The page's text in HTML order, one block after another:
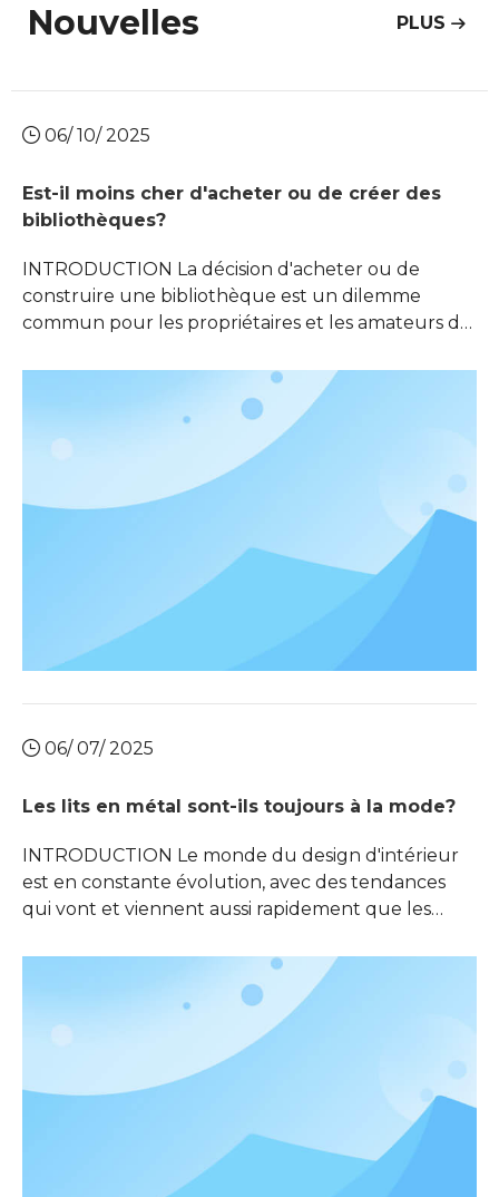
Nouvelles PLUS
06/ 10/ 2025
Est-il moins cher d'acheter ou de créer des
bibliothèques?
INTRODUCTION La décision d'acheter ou de
construire une bibliothèque est un dilemme
commun pour les propriétaires et les amateurs de
marché, il est essentiel de peser les coûts, les
avantages et les efforts associés à chaque choix.
Cet article plonge dans l'implique financière
06/ 07/ 2025
Les lits en métal sont-ils toujours à la mode?
INTRODUCTION Le monde du design d'intérieur
est en constante évolution, avec des tendances
qui vont et viennent aussi rapidement que les
l'esprit des propriétaires et des concepteurs est:
'Les lits métalliques sont-ils toujours à la mode? '
Cette requête découle de la riche histoire et de